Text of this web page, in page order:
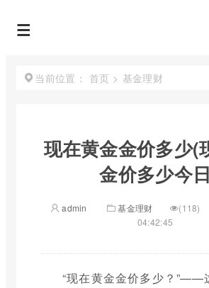
当前位置： 首页 > 基金理财
现在黄金金价多少(
金价多少今
admin 基金理财 (118)
04:42:45
“现在黄金金价多少？”——